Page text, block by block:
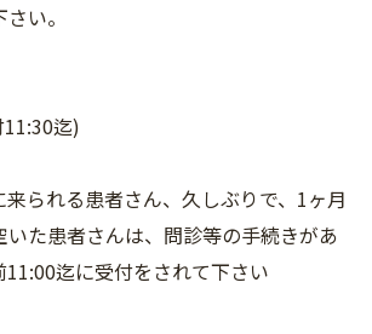
い。
迄)
られる患者さん、久しぶりで、1ヶ月
いた患者さんは、問診等の手続きがあ
11:00迄に受付をされて下さい